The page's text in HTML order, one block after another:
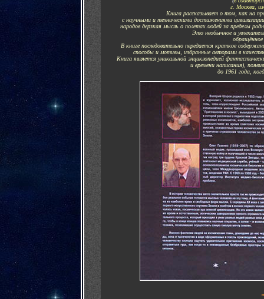
г. Москва,
Книга рассказывает о том, как на
с научными и техническими достижениями
народов дерзкая мысль о полетах людей за пределы
Это необычное и
обращённое
В книге последовательно передается краткое
способы и мотивы, избранные авторами в
Книга является уникальной энциклопедией
и времени написания),
до 1961 года,